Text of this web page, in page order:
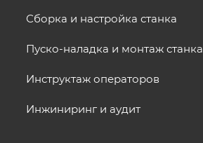
Сборка и настройка станка
Пуско-наладка и монтаж станка
Инструктаж операторов
Инжиниринг и аудит